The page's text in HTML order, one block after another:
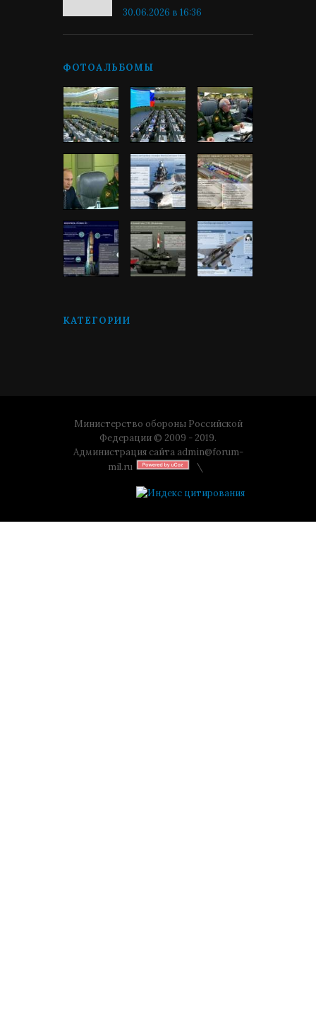
30.06.2026 в 16:36
ФОТОАЛЬБОМЫ
КАТЕГОРИИ
Министерство обороны Российской
Федерации © 2009 - 2019.
Администрация сайта admin@forum-
mil.ru